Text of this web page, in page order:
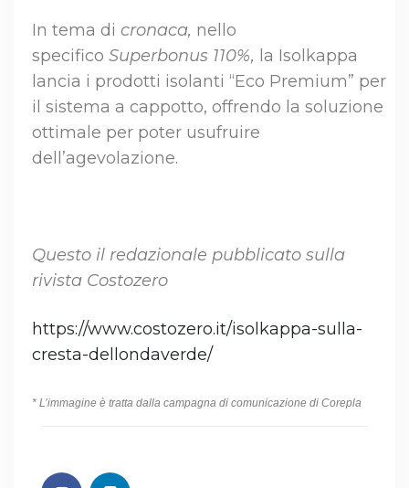
In tema di cronaca, nello
specifico Superbonus 110%, la Isolkappa
lancia i prodotti isolanti “Eco Premium” per
il sistema a cappotto, offrendo la soluzione
ottimale per poter usufruire
dell’agevolazione.
Questo il redazionale pubblicato sulla
rivista Costozero
https://www.costozero.it/isolkappa-sulla-
cresta-dellondaverde/
* L’immagine è tratta dalla campagna di comunicazione di Corepla